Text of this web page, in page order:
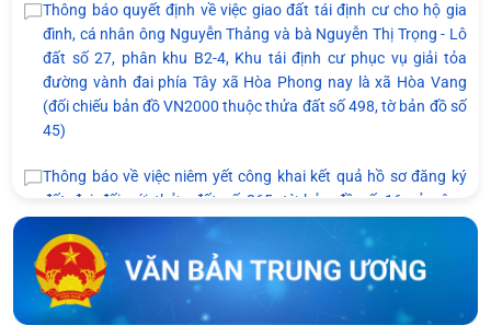
Thông báo quyết định về việc giao đất tái định cư cho hộ gia
đình, cá nhân ông Nguyễn Thảng và bà Nguyễn Thị Trọng - Lô
đất số 27, phân khu B2-4, Khu tái định cư phục vụ giải tỏa
đường vành đai phía Tây xã Hòa Phong nay là xã Hòa Vang
(đối chiếu bản đồ VN2000 thuộc thửa đất số 498, tờ bản đồ số
45)
Thông báo về việc niêm yết công khai kết quả hồ sơ đăng ký
đất đai đối với thửa đất số 265, tờ bản đồ số 16 của ông
Nguyễn Dũng và bà Mạc Thị Thùy Nhân tại thôn Dương Lâm,
xã Hòa Vang
Thông báo về việc niêm yết công khai bản mô tả ranh giới, mốc
giới của bà Võ Thị Ngọc Hương và bà Nguyễn Thị Huệ tại thôn